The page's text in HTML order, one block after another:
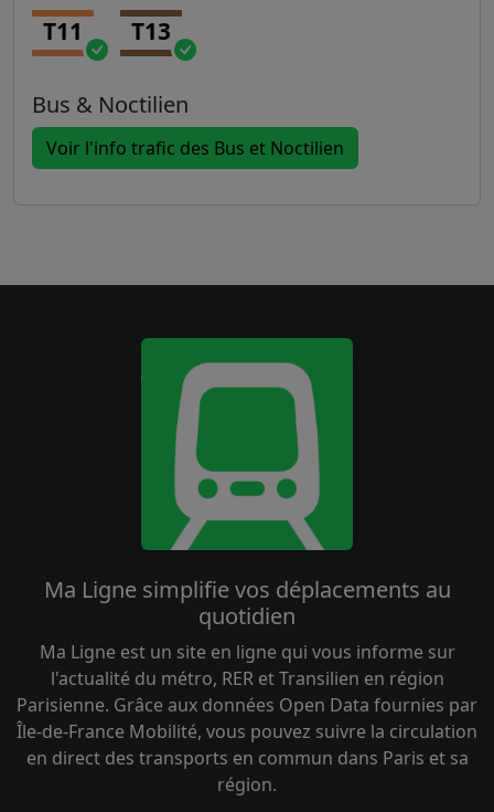
T11 T13
Bus & Noctilien
Voir l'info trafic des Bus et Noctilien
Ma Ligne simplifie vos déplacements au
quotidien
Ma Ligne est un site en ligne qui vous informe sur
l'actualité du métro, RER et Transilien en région
Parisienne. Grâce aux données Open Data fournies par
Île-de-France Mobilité, vous pouvez suivre la circulation
en direct des transports en commun dans Paris et sa
région.